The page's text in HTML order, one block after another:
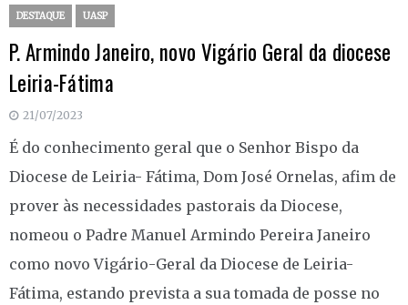
DESTAQUE UASP
P. Armindo Janeiro, novo Vigário Geral da diocese
Leiria-Fátima
21/07/2023
É do conhecimento geral que o Senhor Bispo da
Diocese de Leiria- Fátima, Dom José Ornelas, afim de
prover às necessidades pastorais da Diocese,
nomeou o Padre Manuel Armindo Pereira Janeiro
como novo Vigário-Geral da Diocese de Leiria-
Fátima, estando prevista a sua tomada de posse no